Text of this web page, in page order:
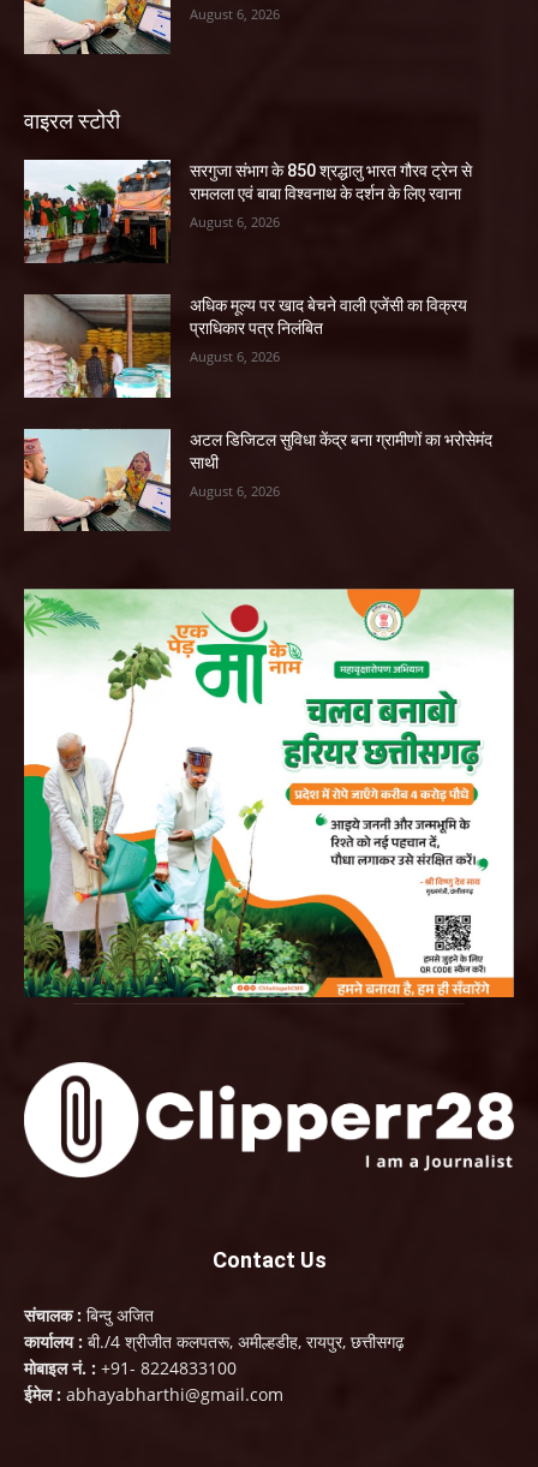
August 6, 2026
वाइरल स्टोरी
सरगुजा संभाग के 850 श्रद्धालु भारत गौरव ट्रेन से
रामलला एवं बाबा विश्वनाथ के दर्शन के लिए रवाना
August 6, 2026
अधिक मूल्य पर खाद बेचने वाली एजेंसी का विक्रय
प्राधिकार पत्र निलंबित
August 6, 2026
अटल डिजिटल सुविधा केंद्र बना ग्रामीणों का भरोसेमंद
साथी
August 6, 2026
Contact Us
संचालक : बिन्दु अजित
कार्यालय : बी./4 श्रीजीत कलपतरू, अमील्हडीह, रायपुर, छत्तीसगढ़
मोबाइल नं. : +91- 8224833100
ईमेल : abhayabharthi@gmail.com